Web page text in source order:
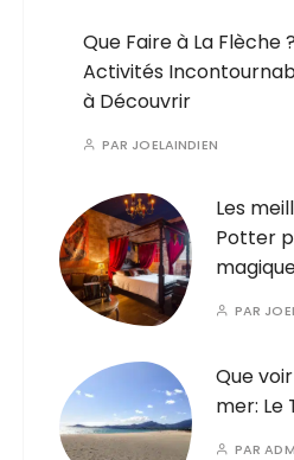
Que Faire à La Flèche
Activités
à Découvrir
PAR JOELAINDIEN
Les
Potter
PAR
Que
mer: Le
PAR